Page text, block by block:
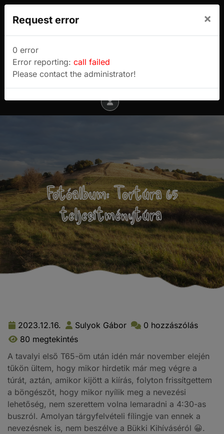
Sulyok Gábor túrablogja
Menu
Fotóalbum: Tortúra 65
teljesítménytúra
2023.12.16. Sulyok Gábor
0 hozzászólás
80 megtekintés
A tavalyi első T65-öm után idén már november elején
tűkön ültem, hogy mikor hirdetik már meg végre a
túrát, aztán, amikor kijött a kiírás, folyton frissítgettem
a böngészőt, hogy mikor nyílik meg a nevezési
lehetőség, nem szerettem volna lemaradni a 4:30-as
buszról. Amolyan tárgyfelvételi fílingje van ennek a
nevezésnek is, nem beszélve a Bükki Kihíváséról 😀.
Request error ×
0 error
Error reporting: call failed
Please contact the administrator!